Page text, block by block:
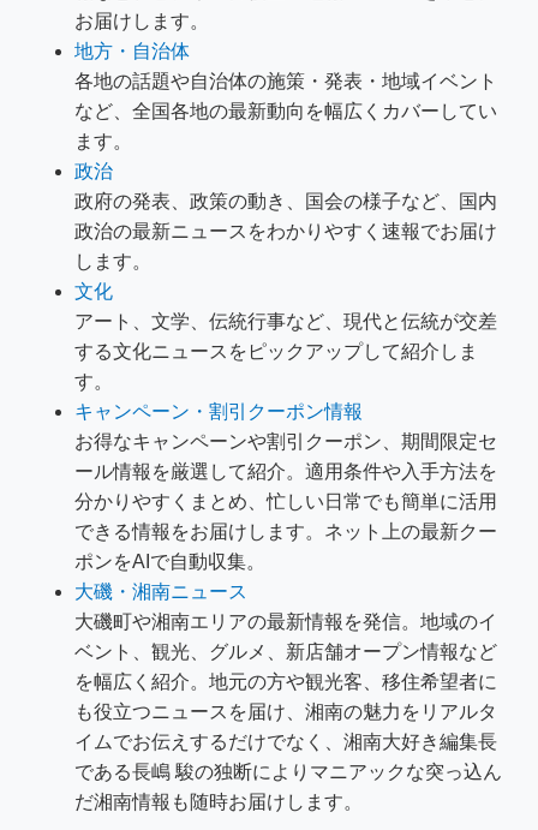
お届けします。
地方・自治体
各地の話題や自治体の施策・発表・地域イベント
など、全国各地の最新動向を幅広くカバーしてい
ます。
政治
政府の発表、政策の動き、国会の様子など、国内
政治の最新ニュースをわかりやすく速報でお届け
します。
文化
アート、文学、伝統行事など、現代と伝統が交差
する文化ニュースをピックアップして紹介しま
す。
キャンペーン・割引クーポン情報
お得なキャンペーンや割引クーポン、期間限定セ
ール情報を厳選して紹介。適用条件や入手方法を
分かりやすくまとめ、忙しい日常でも簡単に活用
できる情報をお届けします。ネット上の最新クー
ポンをAIで自動収集。
大磯・湘南ニュース
大磯町や湘南エリアの最新情報を発信。地域のイ
ベント、観光、グルメ、新店舗オープン情報など
を幅広く紹介。地元の方や観光客、移住希望者に
も役立つニュースを届け、湘南の魅力をリアルタ
イムでお伝えするだけでなく、湘南大好き編集長
である長嶋 駿の独断によりマニアックな突っ込ん
だ湘南情報も随時お届けします。